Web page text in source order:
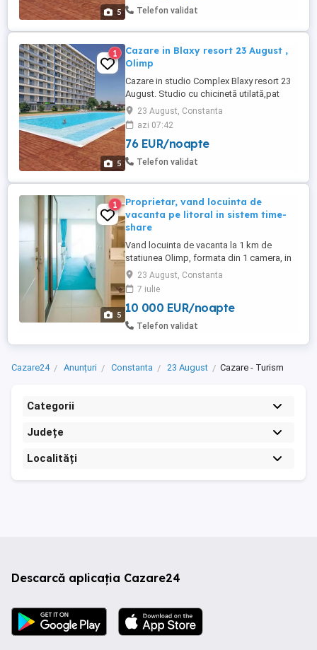
5
complet utilata,mai dispune de un pat
Telefon validat
5
1
Cazare in Blaxy resort 23 August ,
Olimp
Cazare in studio Complex Blaxy resort 23
August. Studio cu chicinetă utilată,pat
matrimonial și canapea. Capacitate este
de trei adulți sau o familie compusă din
doii adulți și doi copii minori. Prețul este
de 400 pe noapte, minim două nopții, de
la trei nopți prețul este negociabil. Spre
23 August, Constanta
azi 07:42
76 EUR/noapte
Telefon validat
5
1
Proprietar, vand locuinta de
vacanta pe litoral in sistem time-
share
Vand locuinta de vacanta la 1 km de
statiunea Olimp, formata din 1 camera, in
supr. de 32mp, mobilata si utilata, in
proprietate periodica (time-share) pentru
o perioada de 1 saptamana pe viata, in
varf de sezon (luna August), etaj 6, cu
vedere la mare. Poate gazdui 2 adulți și 2
23 August, Constanta
7 iulie
10 000 EUR/noapte
Telefon validat
Cazare24 Anunțuri Constanta 23 August Cazare - Turism
Categorii
Județe
Localități
Descarcă aplicația Cazare24